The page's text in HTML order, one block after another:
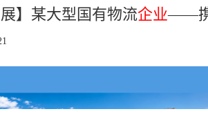
展】某大型国有物流企业——携